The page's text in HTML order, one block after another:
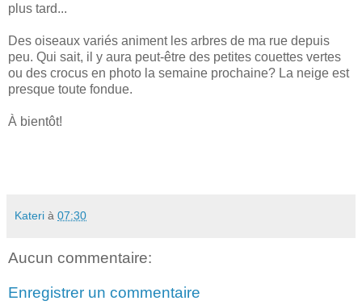
plus tard...
Des oiseaux variés animent les arbres de ma rue depuis
peu. Qui sait, il y aura peut-être des petites couettes vertes
ou des crocus en photo la semaine prochaine? La neige est
presque toute fondue.
À bientôt!
Kateri à 07:30
Aucun commentaire:
Enregistrer un commentaire